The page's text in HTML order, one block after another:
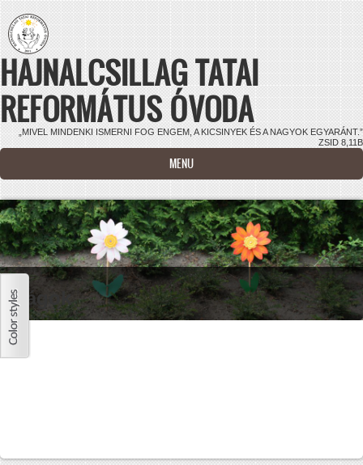
Ugrás a tartalomra
HAJNALCSILLAG TATAI
REFORMÁTUS ÓVODA
„MIVEL MINDENKI ISMERNI FOG ENGEM, A KICSINYEK ÉS A NAGYOK EGYARÁNT.”
ZSID 8,11B
MENU
Virágok